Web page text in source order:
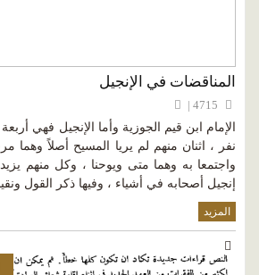
المناقضات في الإنجيل
الإمام ابن قيم الجوزية وأما الإنجيل فهي
نفر ، اثنان منهم لم يريا المسيح أصلاً وهما
واجتمعا به وهما متى ويوحنا ، وكل منهم
إنجيل أصحابه في أشياء ، وفيها ذكر القول
المزيد